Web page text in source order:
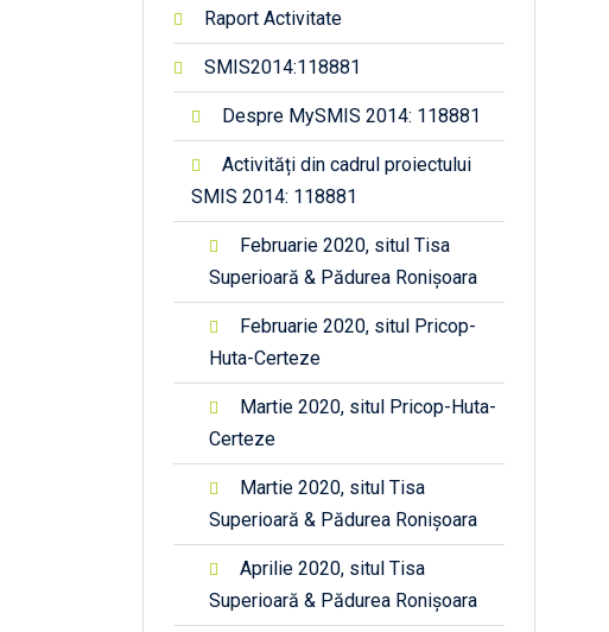
Raport Activitate
SMIS2014:118881
Despre MySMIS 2014: 118881
Activități din cadrul proiectului
SMIS 2014: 118881
Februarie 2020, situl Tisa
Superioară & Pădurea Ronișoara
Februarie 2020, situl Pricop-
Huta-Certeze
Martie 2020, situl Pricop-Huta-
Certeze
Martie 2020, situl Tisa
Superioară & Pădurea Ronișoara
Aprilie 2020, situl Tisa
Superioară & Pădurea Ronișoara